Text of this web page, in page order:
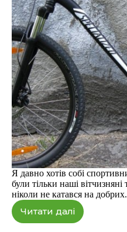
Я давно хотів собі
були тільки наші
ніколи не катався на
Читати далі
Specialized